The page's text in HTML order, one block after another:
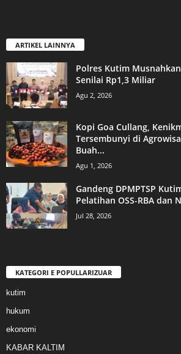
ARTIKEL LAINNYA
Polres Kutim
Senilai Rp1,3 Miliar
Agu 2, 2026
Kopi Goa Cullang,
Tersembunyi di
Buah...
Agu 1, 2026
Gandeng DPMPTSP
Pelatihan OSS-RBA dan
Jul 28, 2026
KATEGORI E POPULLARIZUAR
kutim
hukum
ekonomi
KABAR KALTIM